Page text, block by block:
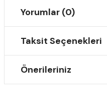
Yorumlar (0)
Taksit Seçenekleri
Önerileriniz